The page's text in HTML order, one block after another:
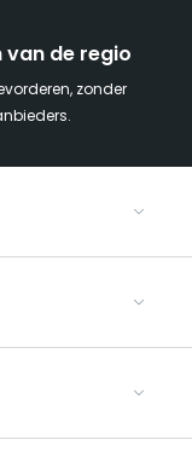
van de regio
zonder